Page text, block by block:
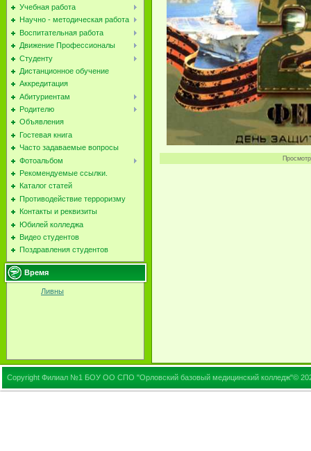
Учебная работа
Научно - методическая работа
Воспитательная работа
Движение Профессионалы
Студенту
Дистанционное обучение
Аккредитация
Абитуриентам
Родителю
Объявления
Гостевая книга
Часто задаваемые вопросы
Фотоальбом
Рекомендуемые ссылки.
Каталог статей
Противодействие терроризму
Контакты и реквизиты
Юбилей колледжа
Видео студентов
Поздравления студентов
Время
Ливны
Copyright Филиал №1 БОУ ОО СПО "Орловский базовый медицинский колледж"©